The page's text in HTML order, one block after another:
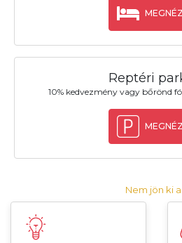
Reptéri
10% kedvezmény vagy bőrönd
Nem jön ki